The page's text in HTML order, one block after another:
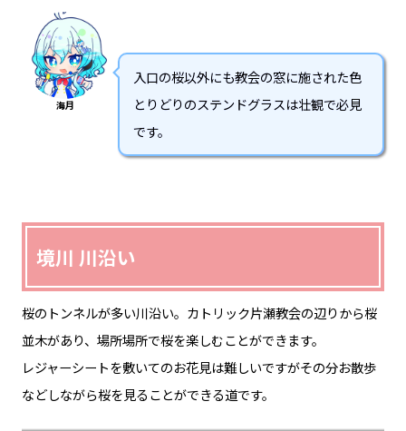
名称 カトリック藤沢教会
神奈川県藤沢市鵠沼石上1丁目1-17
「JR藤沢駅」から徒歩5分
海月
入口の桜以外にも教会の窓に施された色
とりどりのステンドグラスは壮観で必見
です。